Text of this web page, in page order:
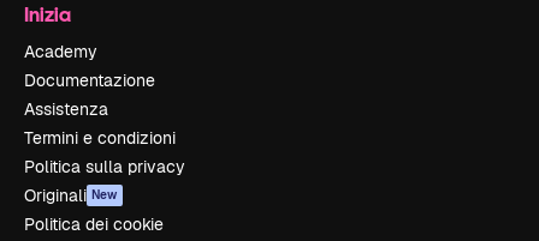
Inizia
Academy
Documentazione
Assistenza
Termini e condizioni
Politica sulla privacy
Originali New
Politica dei cookie